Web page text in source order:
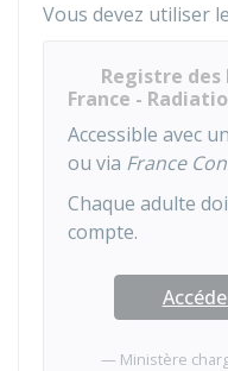
Vous devez utiliser
Registre des
France -
Accessible avec
ou via France
Chaque adulte
compte.
Ministère